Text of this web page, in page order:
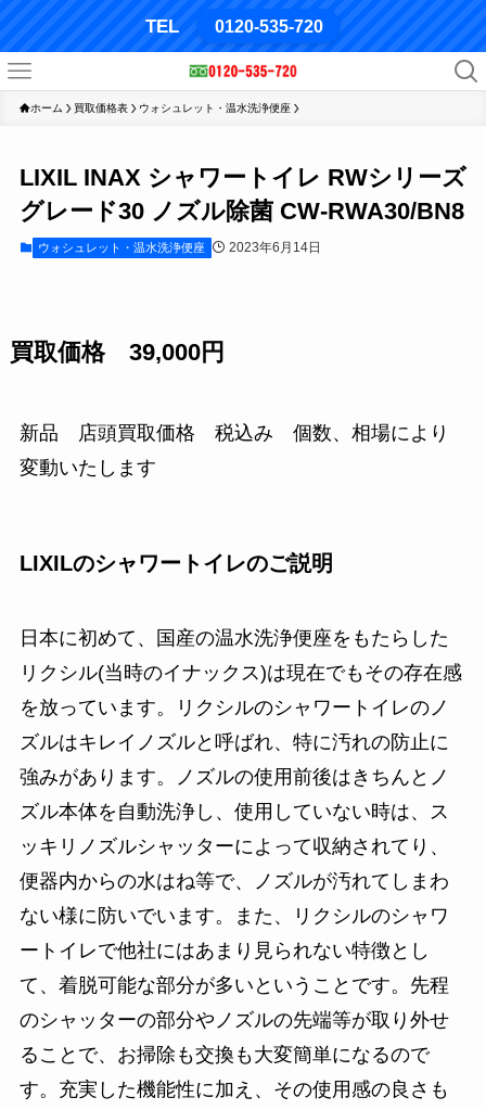
TEL 0120-535-720
ホーム 買取価格表 ウォシュレット・温水洗浄便座
LIXIL INAX シャワートイレ RWシリーズ
グレード30 ノズル除菌 CW-RWA30/BN8
ウォシュレット・温水洗浄便座 2023年6月14日
買取価格 39,000円
新品 店頭買取価格 税込み 個数、相場により
変動いたします
LIXILのシャワートイレのご説明
日本に初めて、国産の温水洗浄便座をもたらした
リクシル(当時のイナックス)は現在でもその存在感
を放っています。リクシルのシャワートイレのノ
ズルはキレイノズルと呼ばれ、特に汚れの防止に
強みがあります。ノズルの使用前後はきちんとノ
ズル本体を自動洗浄し、使用していない時は、ス
ッキリノズルシャッターによって収納されてり、
便器内からの水はね等で、ノズルが汚れてしまわ
ない様に防いでいます。また、リクシルのシャワ
ートイレで他社にはあまり見られない特徴とし
て、着脱可能な部分が多いということです。先程
のシャッターの部分やノズルの先端等が取り外せ
ることで、お掃除も交換も大変簡単になるので
す。充実した機能性に加え、その使用感の良さも